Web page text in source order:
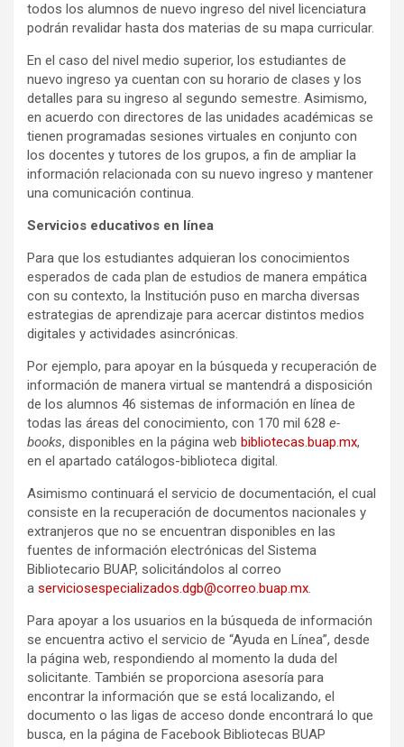
todos los alumnos de nuevo ingreso del nivel licenciatura
podrán revalidar hasta dos materias de su mapa curricular.
En el caso del nivel medio superior, los estudiantes de
nuevo ingreso ya cuentan con su horario de clases y los
detalles para su ingreso al segundo semestre. Asimismo,
en acuerdo con directores de las unidades académicas se
tienen programadas sesiones virtuales en conjunto con
los docentes y tutores de los grupos, a fin de ampliar la
información relacionada con su nuevo ingreso y mantener
una comunicación continua.
Servicios educativos en línea
Para que los estudiantes adquieran los conocimientos
esperados de cada plan de estudios de manera empática
con su contexto, la Institución puso en marcha diversas
estrategias de aprendizaje para acercar distintos medios
digitales y actividades asincrónicas.
Por ejemplo, para apoyar en la búsqueda y recuperación de
información de manera virtual se mantendrá a disposición
de los alumnos 46 sistemas de información en línea de
todas las áreas del conocimiento, con 170 mil 628 e-
books, disponibles en la página web bibliotecas.buap.mx,
en el apartado catálogos-biblioteca digital.
Asimismo continuará el servicio de documentación, el cual
consiste en la recuperación de documentos nacionales y
extranjeros que no se encuentran disponibles en las
fuentes de información electrónicas del Sistema
Bibliotecario BUAP, solicitándolos al correo
a serviciosespecializados.dgb@correo.buap.mx.
Para apoyar a los usuarios en la búsqueda de información
se encuentra activo el servicio de “Ayuda en Línea”, desde
la página web, respondiendo al momento la duda del
solicitante. También se proporciona asesoría para
encontrar la información que se está localizando, el
documento o las ligas de acceso donde encontrará lo que
busca, en la página de Facebook Bibliotecas BUAP